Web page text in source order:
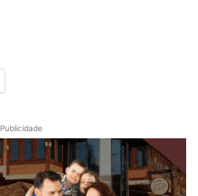
Publicidade